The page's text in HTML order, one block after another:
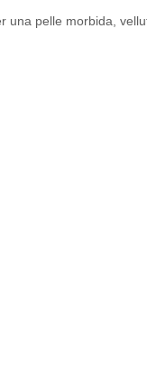
una pelle morbida,